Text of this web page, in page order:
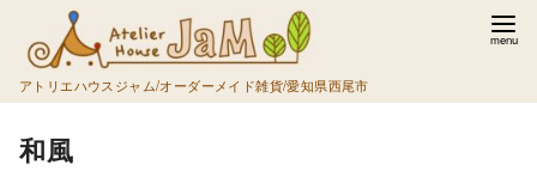
ン
アトリエハウスジャム/オーダーメイド雑貨/愛知県西尾市
和風